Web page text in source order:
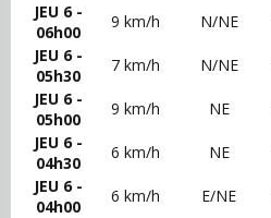
JEU 6 -
06h00
9 km/h N/NE
JEU 6 -
05h30
7 km/h N/NE
JEU 6 -
05h00
9 km/h NE
JEU 6 -
04h30
6 km/h NE
JEU 6 -
04h00
6 km/h E/NE